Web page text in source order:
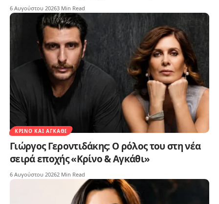
6 Αυγούστου 20263 Min Read
ΚΡΊΝΟ ΚΑΙ ΑΓΚΆΘΙ
Γιώργος Γεροντιδάκης: Ο ρόλος του στη νέα
σειρά εποχής «Κρίνο & Αγκάθι»
6 Αυγούστου 20262 Min Read